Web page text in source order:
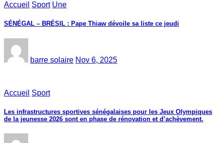
Accueil Sport Une
SÉNÉGAL – BRÉSIL : Pape Thiaw dévoile sa liste ce jeudi
barre solaire Nov 6, 2025
Accueil Sport
Les infrastructures sportives sénégalaises pour les Jeux Olympiques
de la jeunesse 2026 sont en phase de rénovation et d’achèvement.